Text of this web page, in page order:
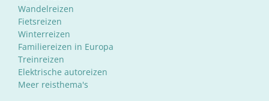
Wandelreizen
Fietsreizen
Winterreizen
Familiereizen in Europa
Treinreizen
Elektrische autoreizen
Meer reisthema's